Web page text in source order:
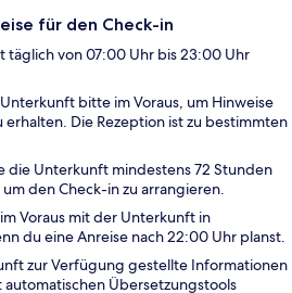
für den Check-in
täglich von 07:00 Uhr bis 23:00 Uhr
bitte im Voraus, um Hinweise
erhalten. Die Rezeption ist zu bestimmten
die Unterkunft mindestens 72 Stunden
den Check-in zu arrangieren.
Voraus mit der Unterkunft in
du eine Anreise nach 22:00 Uhr planst.
zur Verfügung gestellte Informationen
Übersetzungstools